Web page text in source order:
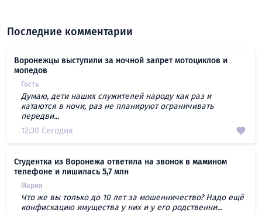
Последние комментарии
Воронежцы выступили за ночной запрет мотоциклов и
мопедов
Гость
Думаю, дети наших служителей народу как раз и
катаются в ночи, раз не планируют ограничивать
передви...
12:30 Сегодня
Студентка из Воронежа ответила на звонок в мамином
телефоне и лишилась 5,7 млн
Мария
Что же вы только до 10 лет за мошенничество? Надо ещё
конфискацию имущества у них и у его родственни...